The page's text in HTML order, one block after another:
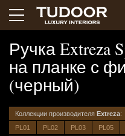
Ручка Extreza
на планке с
(черный)
Коллекции производителя Extreza:
PL01
PL02 PL03 PL05